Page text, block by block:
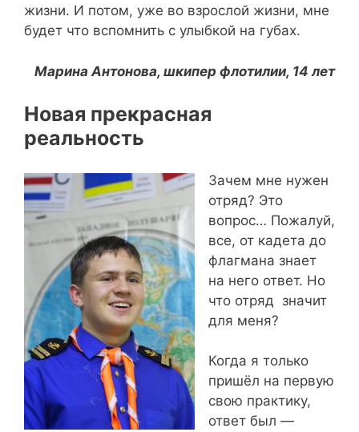
жизни. И потом, уже во взрослой жизни, мне
будет что вспомнить с улыбкой на губах.
Марина Антонова, шкипер флотилии, 14 лет
Новая прекрасная
реальность
Зачем мне нужен
отряд? Это
вопрос… Пожалуй,
все, от кадета до
флагмана знает
на него ответ. Но
что отряд значит
для меня?
Когда я только
пришёл на первую
свою практику,
ответ был —